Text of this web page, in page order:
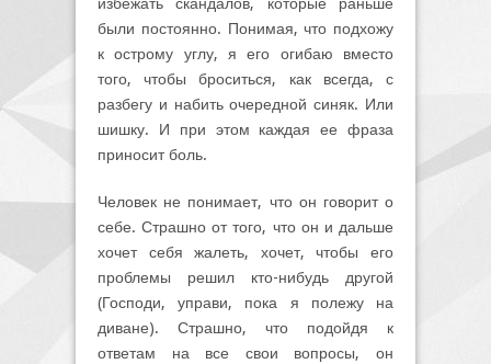
избежать скандалов, которые раньше
были постоянно. Понимая, что подхожу
к острому углу, я его огибаю вместо
того, чтобы броситься, как всегда, с
разбегу и набить очередной синяк. Или
шишку. И при этом каждая ее фраза
приносит боль.
Человек не понимает, что он говорит о
себе. Страшно от того, что он и дальше
хочет себя жалеть, хочет, чтобы его
проблемы решил кто-нибудь другой
(Господи, управи, пока я полежу на
диване). Страшно, что подойдя к
ответам на все свои вопросы, он